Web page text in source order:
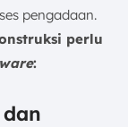
pengadaan.
perlu
: